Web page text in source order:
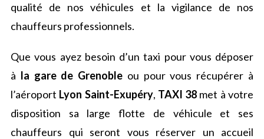
qualité de nos véhicules et la vigilance de nos
chauffeurs professionnels.
Que vous ayez besoin d’un taxi pour vous déposer
à la gare de Grenoble ou pour vous récupérer à
l’aéroport Lyon Saint-Exupéry, TAXI 38 met à votre
disposition sa large flotte de véhicule et ses
chauffeurs qui seront vous réserver un accueil